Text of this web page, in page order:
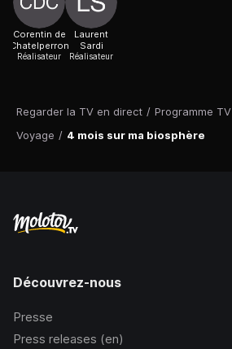
Regarder la TV en direct / Programme TV
Voyage / 4 mois sur ma biosphère
Corentin de
Chatelperron
Réalisateur
Laurent
Sardi
Réalisateur
Découvrez-nous
Presse
Press releases (en)